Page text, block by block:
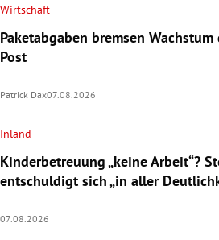
Wirtschaft
Paketabgaben bremsen Wachstum
Post
Patrick Dax07.08.2026
Inland
Kinderbetreuung „keine Arbeit“?
entschuldigt sich „in aller
07.08.2026